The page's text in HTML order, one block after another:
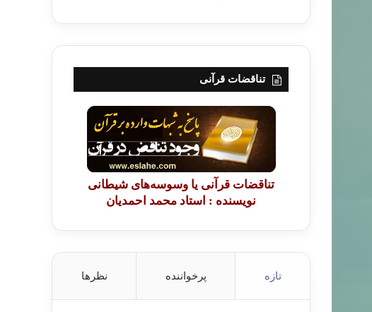
تناقضات قرآنی
تناقضات قرآنی یا وسوسه‌های شیطانی
نویسنده : استاد محمد احمدیان
تازه پرخواننده نظرها